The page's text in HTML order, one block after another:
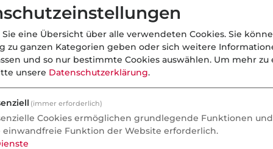
Itzehoer-Vorstand: „Empathie
schlägt Algorithmus“
eine Übersicht über alle verwendeten Cookies. Sie
zu ganzen Kategorien geben oder sich weitere
und so nur bestimmte Cookies auswählen. Um mehr zu
unsere Datenschutzerklärung.
(immer erforderlich)
Cookies ermöglichen grundlegende Funktionen
einwandfreie Funktion der Website erforderlich.